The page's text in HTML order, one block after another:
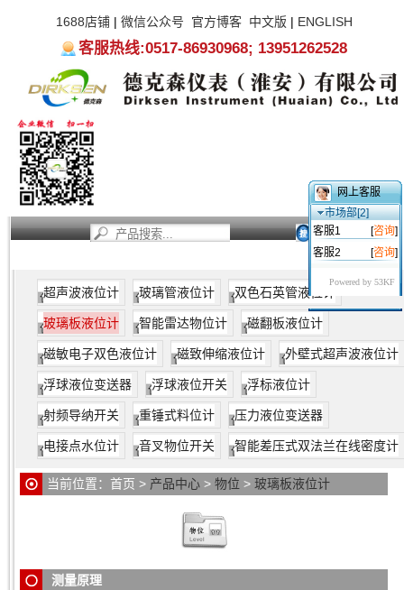
1688店铺| 微信公众号 官方博客 中文版 | ENGLISH
客服热线:0517-86930968; 13951262528
超声波液位计 玻璃管液位计 双色石英管液位计
玻璃板液位计 智能雷达物位计 磁翻板液位计
磁敏电子双色液位计 磁致伸缩液位计 外壁式超声波液位计
浮球液位变送器 浮球液位开关 浮标液位计
射频导纳开关 重锤式料位计 压力液位变送器
电接点水位计 音叉物位开关 智能差压式双法兰在线密度计
当前位置： 首页 > 产品中心 > 物位 > 玻璃板液位计
测量原理
产品结构：
玻璃板液位计仪表的上下阀上装有法兰接头，与容器连接构成
联通器，透过玻璃板直接指示容器内的液位，“夹套型”设有加热
或冷却装置。该装置加热时可用蒸汽，冷却时可用循环水，这
样可以调节流动性能，夹套接管尺寸为G1/4内螺纹。
在上下阀内装有钢球，当玻璃板因意外事故破坏时，钢球在容
器内压力的作用下自动密封，防止容器内的介质继续外流。
阀上也装有限塞螺钉，可供放空、取样、排污、清洗。
网上客服
市场部[2]
客服1
[咨询]
客服2
[咨询]
Powered by 53KF